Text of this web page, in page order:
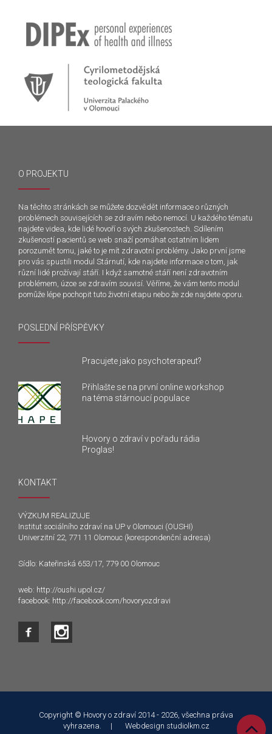
O PROJEKTU
Na těchto stránkách se můžete dozvědět informace o různých
problémech souvisejících se zdravím nebo nemocí. U každého tématu
najdete videa, kde lidé hovoří o svých zkušenostech. Sdílením
zkušeností pacientů se web snaží pomáhat ostatním lidem
porozumět tomu, jaké to je mít zdravotní problémy. Jako první jsme
pro vás spustili modul Stárnutí, kde najdete informace o tom, jak
různí lidé prožívají stáří. I když samotné stáří není zdravotním
problémem, úzce se zdravím souvisí. Věříme, že vám tento modul
pomůže lépe pochopit tuto životní etapu nebo že zde najdete oporu.
POSLEDNÍ PŘÍSPĚVKY
Pracujete jako psychoterapeut?
Přihlašte se na první online workshop
na téma stárnoucí populace
Hovory o zdraví v pořadu rádia
Proglas!
KONTAKT
VÝZKUM REALIZUJE
Institut sociálního zdraví na UP v Olomouci (OUSHI)
Univerzitní 22, 771 11 Olomouc (korespondenční adresa)
Sídlo: Kateřinská 653/17, 779 00 Olomouc
web: http://oushi.upol.cz/
facebook: http://facebook.com/hovoryozdravi
Copyright © Hovory o zdraví 2014 - 2026, všechna práva
vyhrazena. | Webdesign studiolkm.cz
souhlasíte.
Souhlasím